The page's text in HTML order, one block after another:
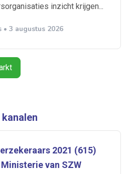
inzicht krijgen...
3 augustus 2026
2021 (615)
van SZW